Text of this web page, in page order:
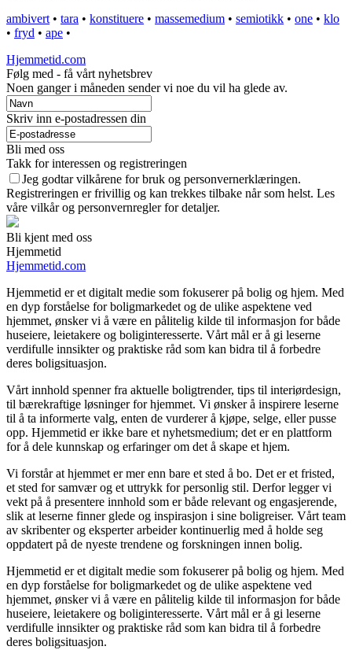
ambivert • tara • konstituere • massemedium • semiotikk • one • klo
• fryd • ape •
Hjemmetid.com
Følg med - få vårt nyhetsbrev
Noen ganger i måneden sender vi noe du vil ha glede av.
Skriv inn e-postadressen din
Bli med oss
Takk for interessen og registreringen
Jeg godtar vilkårene for bruk og personvernerklæringen.
Registreringen er frivillig og kan trekkes tilbake når som helst. Les
våre vilkår og personvernregler for detaljer.
Bli kjent med oss
Hjemmetid
Hjemmetid.com
Hjemmetid er et digitalt medie som fokuserer på bolig og hjem. Med
en dyp forståelse for boligmarkedet og de ulike aspektene ved
hjemmet, ønsker vi å være en pålitelig kilde til informasjon for både
huseiere, leietakere og boliginteresserte. Vårt mål er å gi leserne
verdifulle innsikter og praktiske råd som kan bidra til å forbedre
deres boligsituasjon.
Vårt innhold spenner fra aktuelle boligtrender, tips til interiørdesign,
til bærekraftige løsninger for hjemmet. Vi ønsker å inspirere leserne
til å ta informerte valg, enten de vurderer å kjøpe, selge, eller pusse
opp. Hjemmetid er ikke bare et nyhetsmedium; det er en plattform
for å dele kunnskap og erfaringer om det å skape et hjem.
Vi forstår at hjemmet er mer enn bare et sted å bo. Det er et fristed,
et sted for samvær og et uttrykk for personlig stil. Derfor legger vi
vekt på å presentere innhold som er både relevant og engasjerende,
slik at leserne finner glede og inspirasjon i sine boligreiser. Vårt team
av skribenter og eksperter arbeider kontinuerlig med å holde seg
oppdatert på de nyeste trendene og forskningen innen bolig.
Hjemmetid er et digitalt medie som fokuserer på bolig og hjem. Med
en dyp forståelse for boligmarkedet og de ulike aspektene ved
hjemmet, ønsker vi å være en pålitelig kilde til informasjon for både
huseiere, leietakere og boliginteresserte. Vårt mål er å gi leserne
verdifulle innsikter og praktiske råd som kan bidra til å forbedre
deres boligsituasjon.